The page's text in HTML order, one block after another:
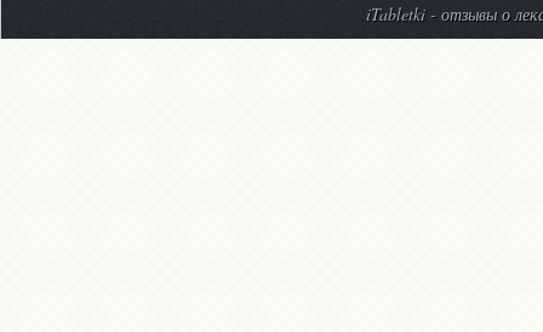
iTabletki - отзывы о